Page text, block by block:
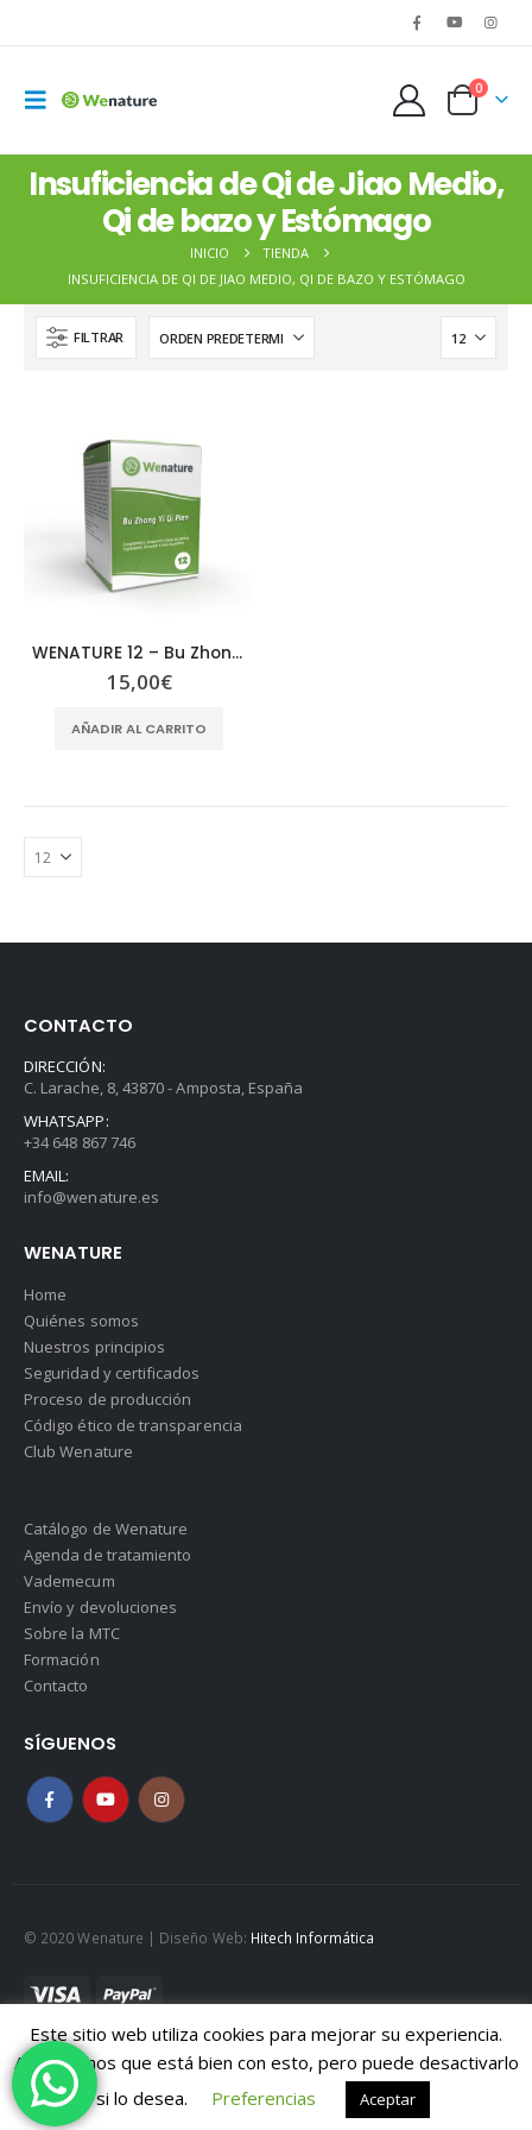
0
Insuficiencia de Qi de Jiao Medio,
Qi de bazo y Estómago
INICIO
TIENDA
INSUFICIENCIA DE QI DE JIAO MEDIO, QI DE BAZO Y ESTÓMAGO
FILTRAR
WENATURE 12 – Bu Zhong Yi Qi Pian
15,00€
AÑADIR AL CARRITO
WENATURE 20 - Zhi Bai Di Huang Pian
15,00€
Cyperus rotundus – Rhizoma Cyperi – XIANG FU
0,06€
15,00€
CONTACTO
DIRECCIÓN:
C. Larache, 8, 43870 - Amposta, España
WHATSAPP:
+34 648 867 746
EMAIL:
info@wenature.es
WENATURE
Home
Quiénes somos
Nuestros principios
Seguridad y certificados
Proceso de producción
Código ético de transparencia
Club Wenature
Catálogo de Wenature
Agenda de tratamiento
Vademecum
Envío y devoluciones
Sobre la MTC
Formación
Contacto
SÍGUENOS
© 2020 Wenature | Diseño Web: Hitech Informática
Mapa web| Políticad de Cookies| Política de privacidad
Aviso legal
Este sitio web utiliza cookies para mejorar su experiencia.
Asumiremos que está bien con esto, pero puede desactivarlo
si lo desea.
Preferencias Aceptar